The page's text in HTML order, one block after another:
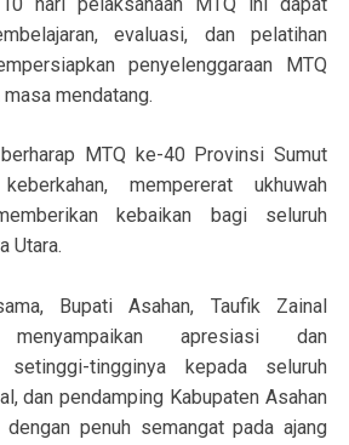
10 hari pelaksanaan MTQ ini dapat
evaluasi, dan pelatihan
penyelenggaraan MTQ
mendatang.
MTQ ke-40 Provinsi Sumut
mempererat ukhuwah
kebaikan bagi seluruh
Utara.
Bupati Asahan, Taufik Zainal
menyampaikan apresiasi dan
setinggi-tingginya kepada seluruh
dan pendamping Kabupaten Asahan
penuh semangat pada ajang